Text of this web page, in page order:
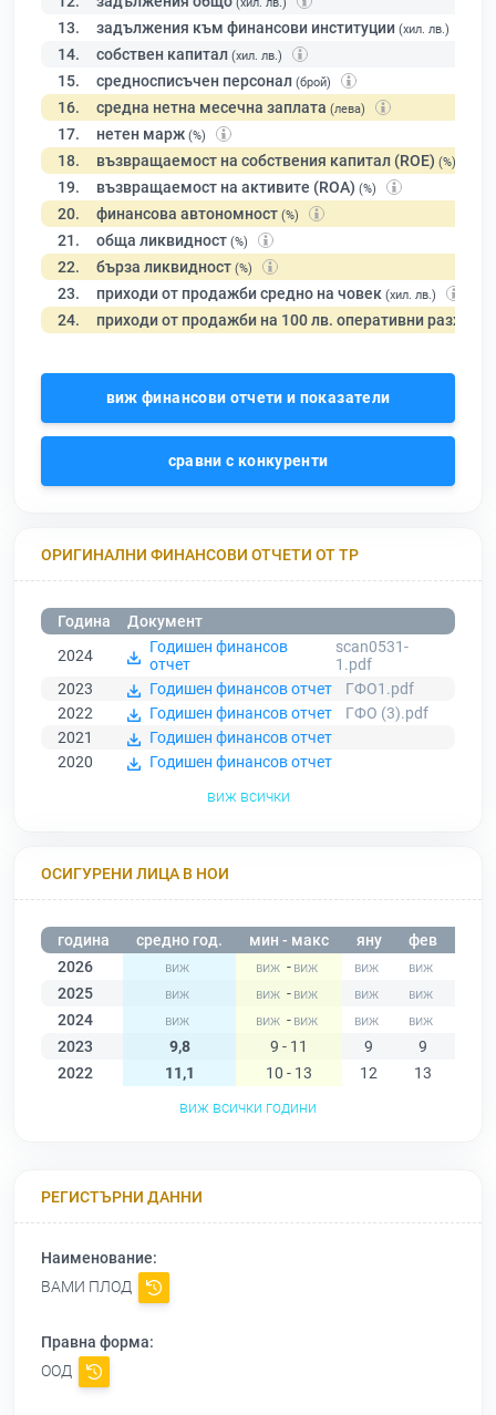
(хил. лв.)
13. задължения към финансови институции (хил. лв.)
14. собствен капитал (хил. лв.)
15. средносписъчен персонал (брой)
16. средна нетна месечна заплата (лева)
17. нетен марж (%)
18. възвращаемост на собствения капитал (ROE) (%)
19. възвращаемост на активите (ROA) (%)
20. финансова автономност (%)
21. обща ликвидност (%)
22. бърза ликвидност (%)
23. приходи от продажби средно на човек (хил. лв.)
24. приходи от продажби на 100 лв. оперативни разходи
виж финансови отчети и показатели
сравни с конкуренти
ОРИГИНАЛНИ ФИНАНСОВИ ОТЧЕТИ ОТ ТР
Година
Документ
2024
Годишен финансов
отчет
scan0531-
1.pdf
2023
Годишен финансов отчет
ГФО1.pdf
2022
Годишен финансов отчет
ГФО (3).pdf
2021
Годишен финансов отчет
2020
Годишен финансов отчет
виж всички
ОСИГУРЕНИ ЛИЦА В НОИ
година средно год. мин - макс яну фев
2026
-
2025
-
2024
-
2023
9,8 9 - 11 9 9
2022
11,1 10 - 13 12 13
виж всички години
РЕГИСТЪРНИ ДАННИ
Наименование:
ВАМИ ПЛОД
Правна форма:
ООД